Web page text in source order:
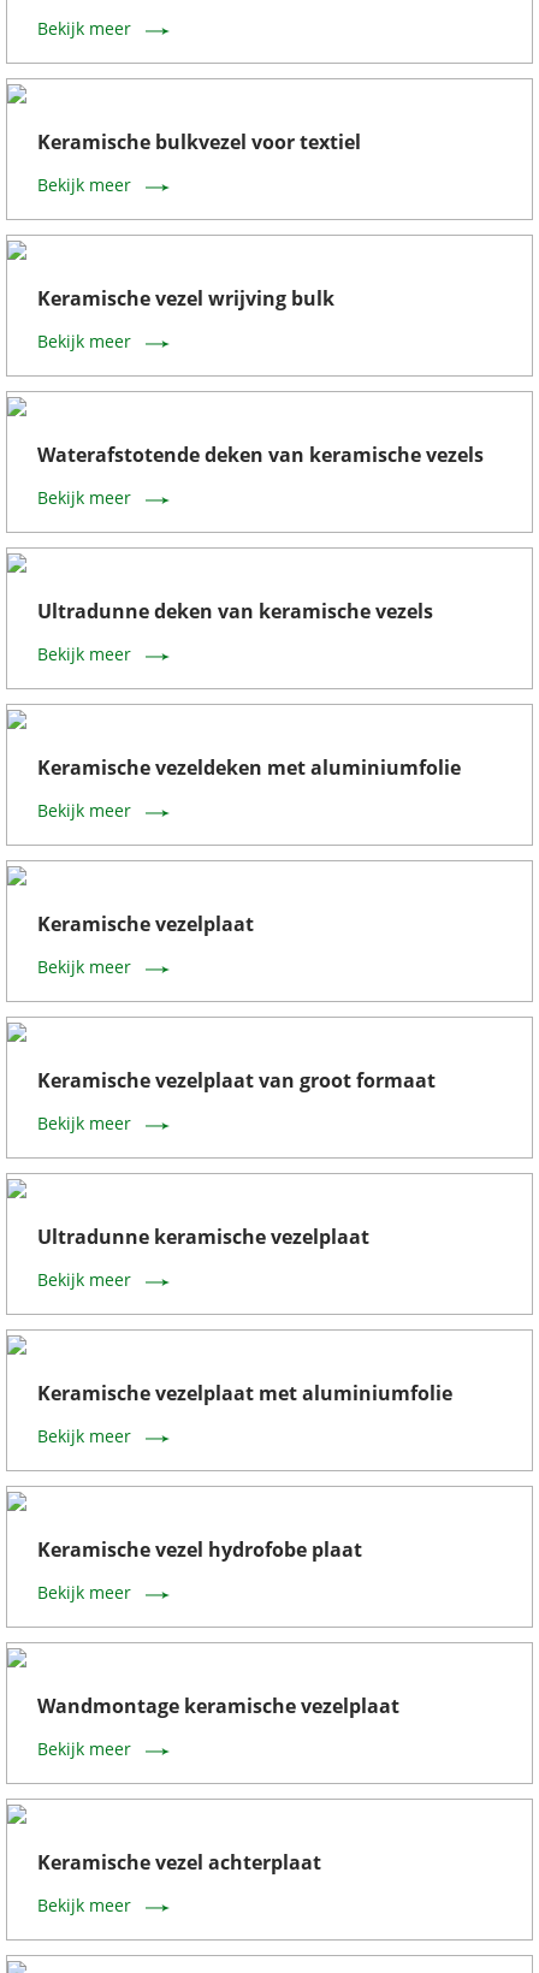
Bekijk meer
Keramische bulkvezel voor textiel
Bekijk meer
Keramische vezel wrijving bulk
Bekijk meer
Waterafstotende deken van keramische vezels
Bekijk meer
Ultradunne deken van keramische vezels
Bekijk meer
Keramische vezeldeken met aluminiumfolie
Bekijk meer
Keramische vezelplaat
Bekijk meer
Keramische vezelplaat van groot formaat
Bekijk meer
Ultradunne keramische vezelplaat
Bekijk meer
Keramische vezelplaat met aluminiumfolie
Bekijk meer
Keramische vezel hydrofobe plaat
Bekijk meer
Wandmontage keramische vezelplaat
Bekijk meer
Keramische vezel achterplaat
Bekijk meer